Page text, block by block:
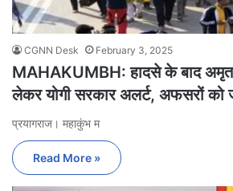
CGNN Desk February 3, 2025
MAHAKUMBH: हादसे के बाद अमृत
लेकर योगी सरकार अलर्ट, अफसरों को
प्रयागराज। महाकुंभ म
Read More »